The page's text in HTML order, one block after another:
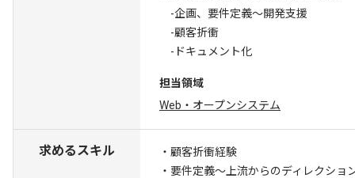
-企画、要件定義～開発支援
-顧客折衝
-ドキュメント化
担当領域
Web・オープンシステム
求めるスキル
・顧客折衝経験
・要件定義～上流からのディレクショ